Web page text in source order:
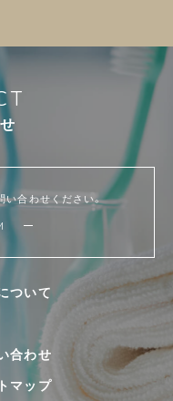
T
せ
い合わせください。
ついて
合わせ
マップ